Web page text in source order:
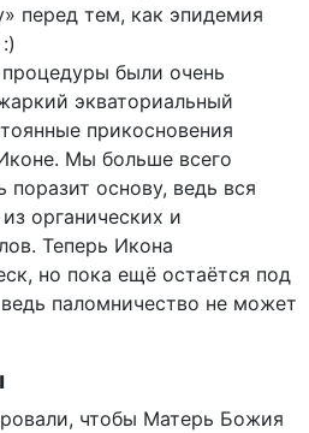
перед тем, как эпидемия
были очень
экваториальный
прикосновения
Мы больше всего
поразит основу, ведь вся
органических и
Теперь Икона
но пока ещё остаётся под
паломничество не может
чтобы Матерь Божия